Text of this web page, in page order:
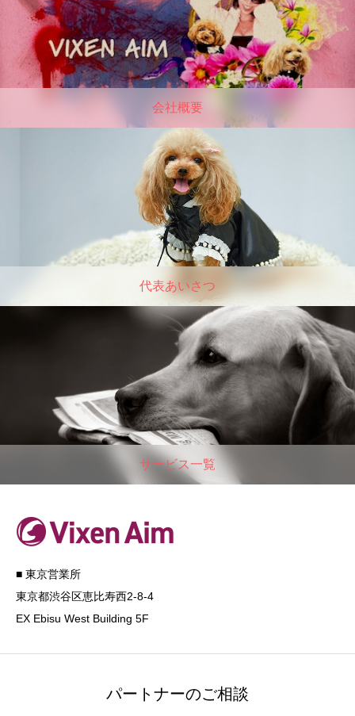
会社概要
代表あいさつ
サービス一覧
■ 東京営業所
東京都渋谷区恵比寿西2-8-4
EX Ebisu West Building 5F
パートナーのご相談